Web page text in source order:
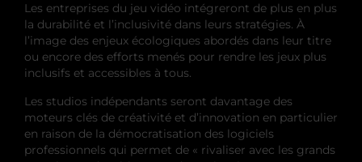
Les entreprises du jeu vidéo intégreront de plus en plus
la durabilité et l’inclusivité dans leurs stratégies. À
l’image des enjeux écologiques abordés dans leur titre
ou encore des efforts menés pour rendre les jeux plus
inclusifs et accessibles à tous.
Les studios indépendants seront davantage des
moteurs clés de créativité et d’innovation en particulier
en raison de la démocratisation des logiciels
professionnels qui permet de « rivaliser avec les grands